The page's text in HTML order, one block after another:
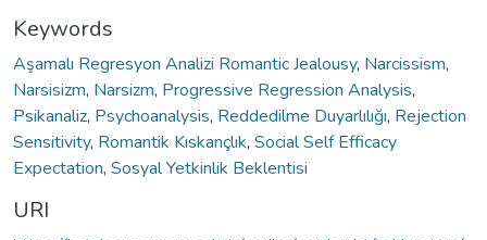
Keywords
Aşamalı Regresyon Analizi Romantic Jealousy, Narcissism,
Narsisizm, Narsizm, Progressive Regression Analysis,
Psikanaliz, Psychoanalysis, Reddedilme Duyarlılığı, Rejection
Sensitivity, Romantik Kıskançlık, Social Self Efficacy
Expectation, Sosyal Yetkinlik Beklentisi
URI